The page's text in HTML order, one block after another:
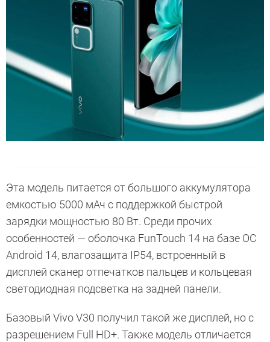
Эта модель питается от большого аккумулятора
емкостью 5000 мАч с поддержкой быстрой
зарядки мощностью 80 Вт. Среди прочих
особенностей — оболочка FunTouch 14 на базе ОС
Android 14, влагозащита IP54, встроенный в
дисплей сканер отпечатков пальцев и кольцевая
светодиодная подсветка на задней панели.
Базовый Vivo V30 получил такой же дисплей, но с
разрешением Full HD+. Также модель отличается